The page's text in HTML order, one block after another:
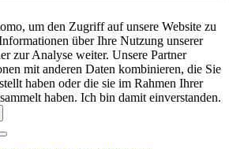
um den Zugriff auf unsere Website zu
über Ihre Nutzung unserer
zur Analyse weiter. Unsere Partner
mit anderen Daten kombinieren, die Sie
haben oder die sie im Rahmen Ihrer
haben. Ich bin damit einverstanden.